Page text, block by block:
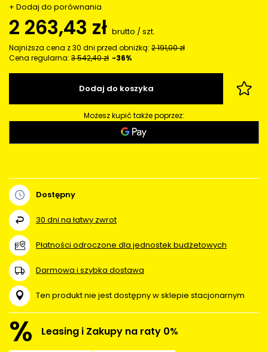
+ Dodaj do porównania
2 263,43 zł brutto /szt.
Najniższa cena z 30 dni przed obniżką: 2 191,00 zł
Cena regularna: 3 542,40 zł -36%
Dodaj do koszyka
Możesz kupić także poprzez:
Dostępny
30 dni na łatwy zwrot
Płatności odroczone dla jednostek budżetowych
Darmowa i szybka dostawa
Ten produkt nie jest dostępny w sklepie stacjonarnym
% Leasing i Zakupy na raty 0%